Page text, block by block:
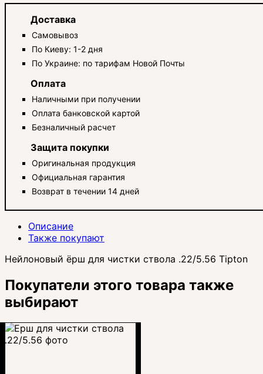
Доставка
Самовывоз
По Киеву: 1-2 дня
По Украине: по тарифам Новой Почты
Оплата
Наличными при получении
Оплата банковской картой
Безналичный расчет
Защита покупки
Оригинальная продукция
Официальная гарантия
Возврат в течении 14 дней
Описание
Также покупают
Нейлоновый ёрш для чистки ствола .22/5.56 Tipton
Покупатели этого товара также
выбирают